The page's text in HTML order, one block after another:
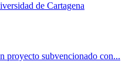
de Cartagena
proyecto subvencionado con...